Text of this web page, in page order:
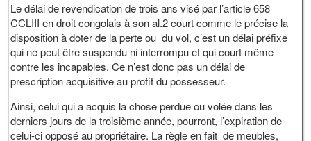
Le délai de revendication de trois ans visé par l’article 658
CCLIII en droit congolais à son al.2 court comme le précise la
disposition à doter de la perte ou du vol, c’est un délai préfixe
qui ne peut être suspendu ni interrompu et qui court même
contre les incapables. Ce n’est donc pas un délai de
prescription acquisitive au profit du possesseur.
Ainsi, celui qui a acquis la chose perdue ou volée dans les
derniers jours de la troisième année, pourront, l’expiration de
celui-ci opposé au propriétaire. La règle en fait de meubles,